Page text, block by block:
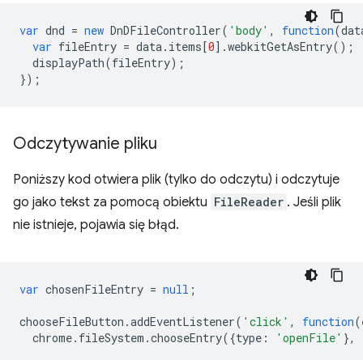
var dnd = new DnDFileController( 'body' , function(
var fileEntry = data. items[0].webkitGetAsEntry();
displayPath(fileEntry);
});
Odczytywanie pliku
Poniższy kod otwiera plik (tylko do odczytu) i odczytuje
go jako tekst za pomocą obiektu FileReader . Jeśli plik
nie istnieje, pojawia się błąd.
var chosenFileEntry = null ;
chooseFileButton .addEventListener( 'click' , function(
chrome. fileSystem .chooseEntry({type : 'openFile' },